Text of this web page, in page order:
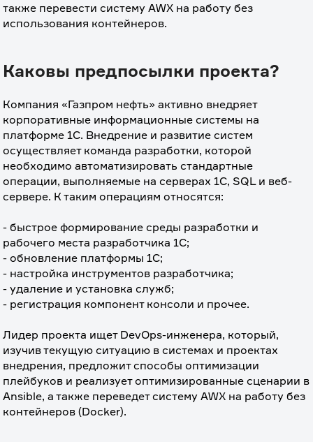
также перевести систему AWX на работу без
использования контейнеров.
Каковы предпосылки проекта?
Компания «Газпром нефть» активно внедряет
корпоративные информационные системы на
платформе 1С. Внедрение и развитие систем
осуществляет команда разработки, которой
необходимо автоматизировать стандартные
операции, выполняемые на серверах 1С, SQL и веб-
сервере. К таким операциям относятся:
- быстрое формирование среды разработки и
рабочего места разработчика 1С;
- обновление платформы 1С;
- настройка инструментов разработчика;
- удаление и установка служб;
- регистрация компонент консоли и прочее.
Лидер проекта ищет DevOps-инженера, который,
изучив текущую ситуацию в системах и проектах
внедрения, предложит способы оптимизации
плейбуков и реализует оптимизированные сценарии в
Ansible, а также переведет систему AWX на работу без
контейнеров (Docker).